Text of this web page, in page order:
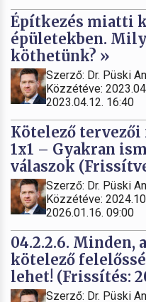
Építkezés miatti
épületekben.
köthetünk? »
Szerző: Dr. Püski
Közzétéve:
2023.04.12. 16:40
Kötelező
1x1 – Gyakran
válaszok
Szerző: Dr. Püski
Közzétéve:
2026.01.16. 09:00
04.2.2.6. Minden,
kötelező
lehet! (Frissítés:
Szerző: Dr. Püski